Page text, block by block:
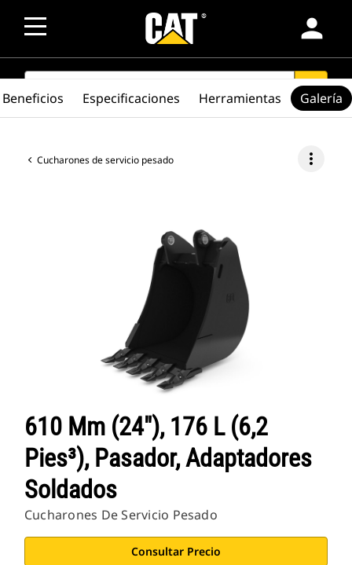
person
SEARCH search
Cucharones de servicio pesado more_vert
610 Mm (24"), 176 L (6,2
Pies³), Pasador, Adaptadores
Soldados
Cucharones De Servicio Pesado
Consultar Precio
Beneficios Especificaciones Herramientas Galería